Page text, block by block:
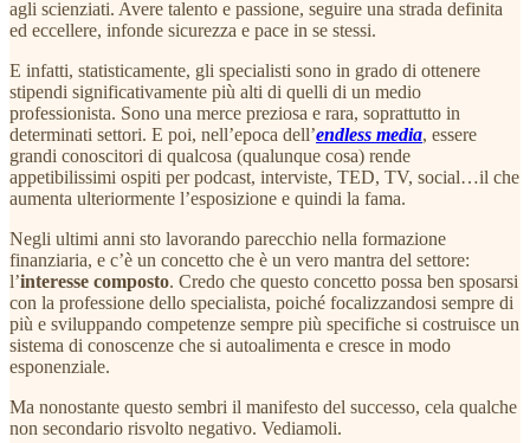
agli scienziati. Avere talento e passione, seguire una strada definita
ed eccellere, infonde sicurezza e pace in se stessi.
E infatti, statisticamente, gli specialisti sono in grado di ottenere
stipendi significativamente più alti di quelli di un medio
professionista. Sono una merce preziosa e rara, soprattutto in
determinati settori. E poi, nell’epoca dell’endless media, essere
grandi conoscitori di qualcosa (qualunque cosa) rende
appetibilissimi ospiti per podcast, interviste, TED, TV, social…il che
aumenta ulteriormente l’esposizione e quindi la fama.
Negli ultimi anni sto lavorando parecchio nella formazione
finanziaria, e c’è un concetto che è un vero mantra del settore:
l’interesse composto. Credo che questo concetto possa ben sposarsi
con la professione dello specialista, poiché focalizzandosi sempre di
più e sviluppando competenze sempre più specifiche si costruisce un
sistema di conoscenze che si autoalimenta e cresce in modo
esponenziale.
Ma nonostante questo sembri il manifesto del successo, cela qualche
non secondario risvolto negativo. Vediamoli.